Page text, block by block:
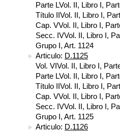
Parte LVol. II, Libro I,
Título IIVol. II, Libro I,
Cap. VVol. II, Libro I,
Secc. IVVol. II, Libro I,
Grupo I, Art. 1124
Articulo: D.1125
Vol. VIVol. II, Libro I,
Parte LVol. II, Libro I,
Título IIVol. II, Libro I,
Cap. VVol. II, Libro I,
Secc. IVVol. II, Libro I,
Grupo I, Art. 1125
Articulo: D.1126